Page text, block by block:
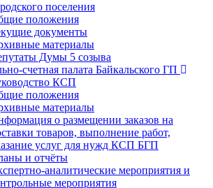
поселения
положения
документы
материалы
Думы 5 созыва
счетная палата Байкальского ГП
КСП
положения
материалы
о размещении заказов на
товаров, выполнение работ,
услуг для нужд КСП БГП
и отчёты
аналитические мероприятия и
мероприятия